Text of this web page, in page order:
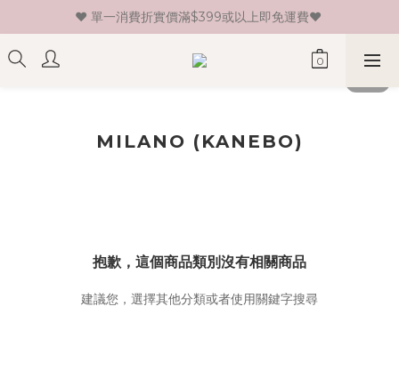
♥ 新會員登記即送HK$30 現金卷♥
♥ 單一消費折實價滿$399或以上即免運費♥
♥ 新會員登記即送HK$30 現金卷♥
MILANO (KANEBO)
抱歉，這個商品類別沒有相關商品
建議您，選擇其他分類或者使用關鍵字搜尋